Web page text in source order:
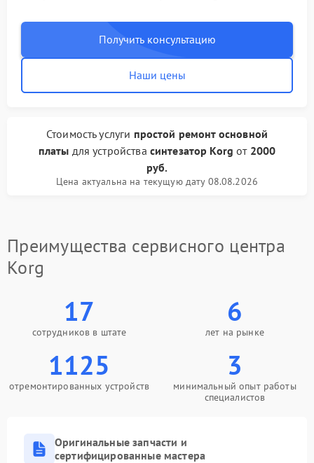
Получить консультацию
Наши цены
Стоимость услуги простой ремонт основной
платы для устройства синтезатор Korg от 2000
руб.
Цена актуальна на текущую дату 08.08.2026
Преимущества сервисного центра
Korg
17
сотрудников в штате
6
лет на рынке
1125
отремонтированных устройств
3
минимальный опыт работы
специалистов
Оригинальные запчасти и
сертифицированные мастера